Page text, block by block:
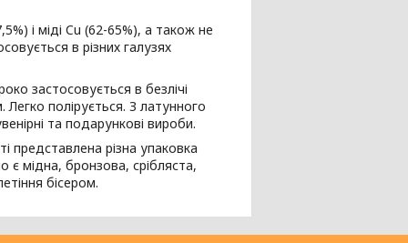
і міді Cu (62-65%), а також не
в різних галузях
застосовується в безлічі
полірується. З латунного
та подарункові вироби.
представлена різна упаковка
є мідна, бронзова, срібляста,
бісером.